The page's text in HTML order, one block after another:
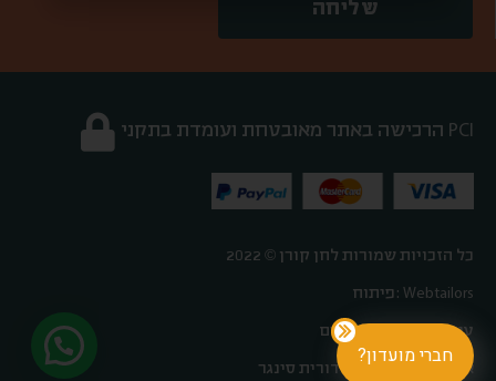
שליחה
הרכישה באתר מאובטחת ועומדת בתקני PCI
כל הזכויות שמורות לחן קורן © 2022
פיתוח: Webtailors
עיצוב: אורטל פלדהיים
אפיון וקופירייטינג: דורית סינגר
חברי מועדון?